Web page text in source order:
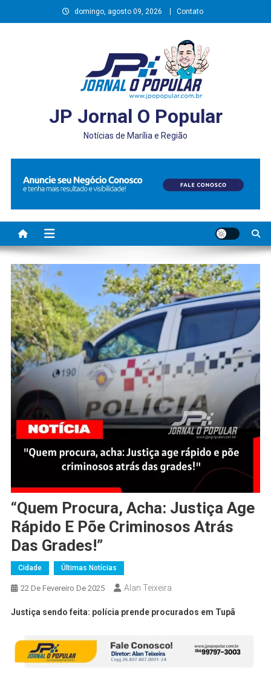
to
domingo, agosto 09, 2026 Contato
JP Jornal O Popular
Notícias de Marília e Região
“Quem Procura, Acha: Justiça Age
Rápido E Põe Criminosos Atrás
Das Grades!”
Cidade Últimas Notícias
22 De Fevereiro De 2025 Alan Teixeira
Justiça sendo feita: polícia prende procurados em Tupã